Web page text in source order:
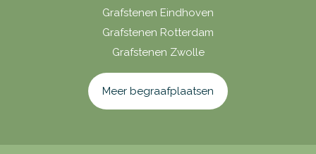
Grafstenen Eindhoven
Grafstenen Rotterdam
Grafstenen Zwolle
Meer begraafplaatsen